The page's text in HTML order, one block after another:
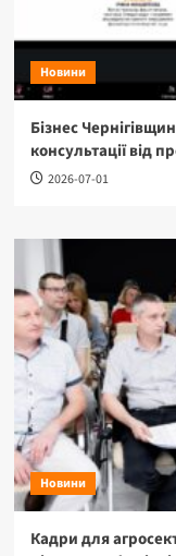
Новини
Бізнес
консультації від
2026-07-01
Новини
Кадри для